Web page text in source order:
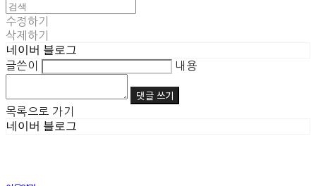
수정하기
삭제하기
네이버 블로그
글쓴이 내용
댓글 쓰기
목록으로 가기
네이버 블로그